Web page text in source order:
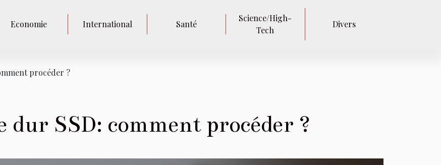
Economie International Santé
Science/High-
Tech
Divers
procéder ?
SSD: comment procéder ?